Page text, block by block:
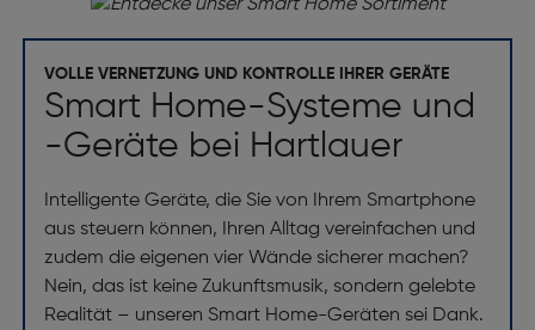
VOLLE VERNETZUNG UND KONTROLLE IHRER GERÄTE
Smart Home-Systeme und
-Geräte bei Hartlauer
Intelligente Geräte, die Sie von Ihrem Smartphone
aus steuern können, Ihren Alltag vereinfachen und
zudem die eigenen vier Wände sicherer machen?
Nein, das ist keine Zukunftsmusik, sondern gelebte
Realität – unseren Smart Home-Geräten sei Dank.